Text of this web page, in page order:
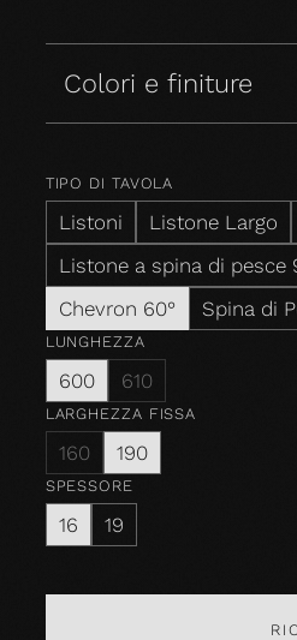
Colori e finiture
TIPO DI TAVOLA
Listoni Listone Largo
Listone a spina di pesce
Chevron 60°
Spina di
LUNGHEZZA
600 610
LARGHEZZA FISSA
160 190
SPESSORE
16 19